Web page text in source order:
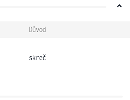
Důvod
skreč